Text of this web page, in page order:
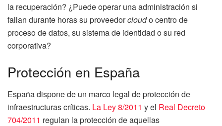
la recuperación? ¿Puede operar una administración si
fallan durante horas su proveedorcloudo centro de
proceso de datos, su sistema de identidad o su red
corporativa?
Protección en España
España dispone de un marco legal de protección de
infraestructuras críticas. La Ley 8/2011 y el Real Decreto
704/2011 regulan la protección de aquellas